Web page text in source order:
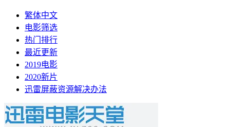
繁体中文
电影筛选
热门排行
最近更新
2019电影
2020新片
迅雷屏蔽资源解决办法